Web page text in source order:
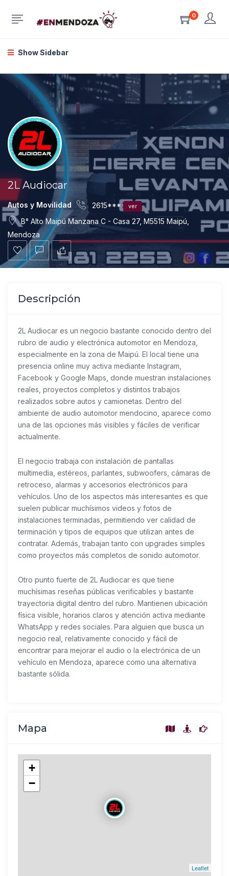
0
Show Sidebar
2L Audiocar
Autos y Movilidad 2615*** ver
B° Alto Maipú Manzana C - Casa 27, M5515 Maipú,
Mendoza
Descripción
2L Audiocar es un negocio bastante conocido dentro del
rubro de audio y electrónica automotor en Mendoza,
especialmente en la zona de Maipú. El local tiene una
presencia online muy activa mediante Instagram,
Facebook y Google Maps, donde muestran instalaciones
reales, proyectos completos y distintos trabajos
realizados sobre autos y camionetas. Dentro del
ambiente de audio automotor mendocino, aparece como
una de las opciones más visibles y fáciles de verificar
actualmente.
El negocio trabaja con instalación de pantallas
multimedia, estéreos, parlantes, subwoofers, cámaras de
retroceso, alarmas y accesorios electrónicos para
vehículos. Uno de los aspectos más interesantes es que
suelen publicar muchísimos videos y fotos de
instalaciones terminadas, permitiendo ver calidad de
terminación y tipos de equipos que utilizan antes de
contratar. Además, trabajan tanto con upgrades simples
como proyectos más completos de sonido automotor.
Otro punto fuerte de 2L Audiocar es que tiene
muchísimas reseñas públicas verificables y bastante
trayectoria digital dentro del rubro. Mantienen ubicación
física visible, horarios claros y atención activa mediante
WhatsApp y redes sociales. Para alguien que busca un
negocio real, relativamente conocido y fácil de
encontrar para mejorar el audio o la electrónica de un
vehículo en Mendoza, aparece como una alternativa
bastante sólida.
Mapa
+
−
Leaflet